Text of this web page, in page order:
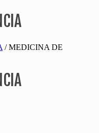
/ MEDICINA DE